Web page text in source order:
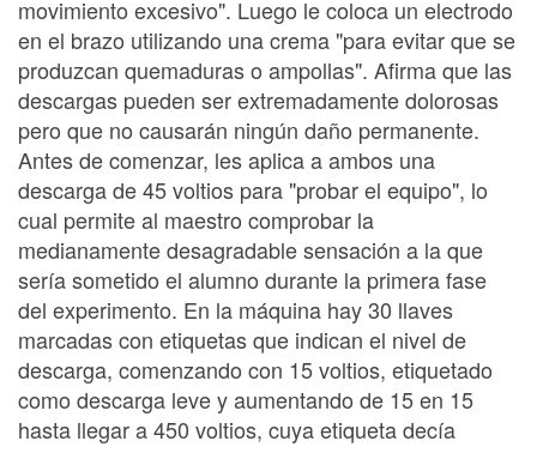
movimiento excesivo". Luego le coloca un electrodo
en el brazo utilizando una crema "para evitar que se
produzcan quemaduras o ampollas". Afirma que las
descargas pueden ser extremadamente dolorosas
pero que no causarán ningún daño permanente.
Antes de comenzar, les aplica a ambos una
descarga de 45 voltios para "probar el equipo", lo
cual permite al maestro comprobar la
medianamente desagradable sensación a la que
sería sometido el alumno durante la primera fase
del experimento. En la máquina hay 30 llaves
marcadas con etiquetas que indican el nivel de
descarga, comenzando con 15 voltios, etiquetado
como descarga leve y aumentando de 15 en 15
hasta llegar a 450 voltios, cuya etiqueta decía